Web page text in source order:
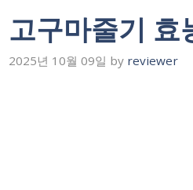
고구마줄기 효
2025년 10월 09일 by reviewer